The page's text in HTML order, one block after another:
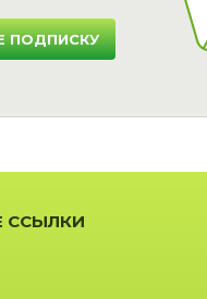
ПОДПИСКУ
ССЫЛКИ